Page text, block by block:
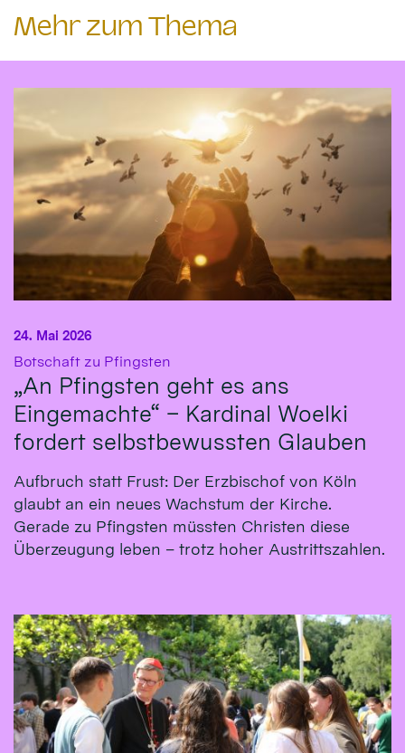
Mehr zum Thema
Botschaft zu Pfingsten
„An Pfingsten geht es ans
Eingemachte“ – Kardinal Woelki
fordert selbstbewussten Glauben
24. Mai 2026
Aufbruch statt Frust: Der Erzbischof von Köln
glaubt an ein neues Wachstum der Kirche.
Gerade zu Pfingsten müssten Christen diese
Überzeugung leben – trotz hoher Austrittszahlen.